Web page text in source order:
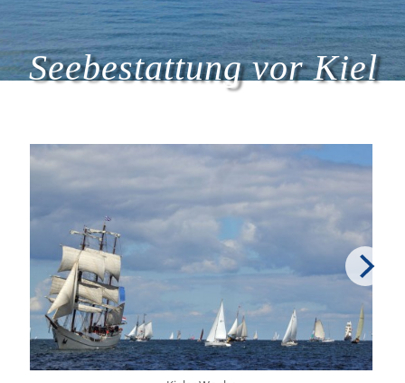
Seebestattung vor Kiel